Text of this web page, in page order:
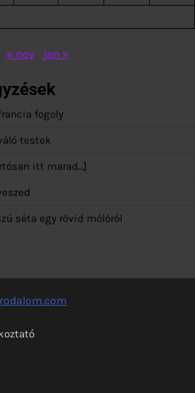
« nov jan »
fogoly
testek
itt marad…]
séta egy rövid mólóról